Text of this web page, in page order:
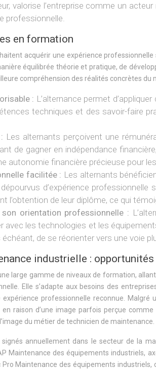
valorise l’entreprise comme un
professionnelle.
en formation
acquérir une expérience
équilibrée théorie et pratique, de
compréhension des réalités concrètes du
: L’alternance permet
techniques et des savoir-faire
Les alternants perçoivent une
de gagner en indépendance
autonomie financière précieuse pour
facilitée : Les alternants
d’expérience
l’obtention de leur diplôme, ce qui
orientation professionnelle :
avec les technologies et les
de se réorienter vers une voie
industrielle :
large gamme de niveaux de formation,
Elle s’adapte aux besoins des
professionnelle reconnue.
raison d’une image parfois perçue
du métier de technicien de maintenance.
signés annuellement dans le secteur de la
Maintenance des équipements
Maintenance des équipements